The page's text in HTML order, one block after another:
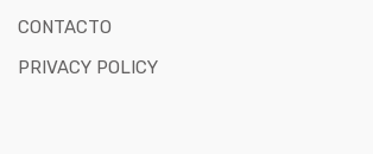
CONTACTO
PRIVACY POLICY